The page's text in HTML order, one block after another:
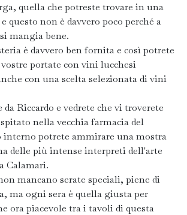
quella che potreste trovare in una
questo non è davvero poco perché a
mangia bene.
è davvero ben fornita e così potrete
portate con vini lucchesi
con una scelta selezionata di vini
Riccardo e vedrete che vi troverete
nella vecchia farmacia del
interno potrete ammirare una mostra
delle più intense interpreti dell'arte
Calamari.
mancano serate speciali, piene di
ma ogni sera è quella giusta per
ora piacevole tra i tavoli di questa